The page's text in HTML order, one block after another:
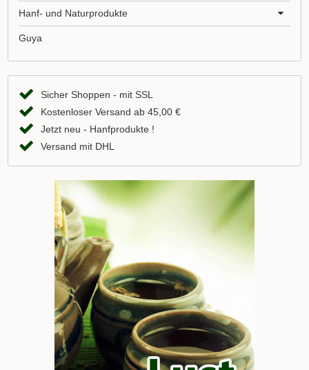
Hanf- und Naturprodukte
Guya
Sicher Shoppen - mit SSL
Kostenloser Versand ab 45,00 €
Jetzt neu - Hanfprodukte !
Versand mit DHL